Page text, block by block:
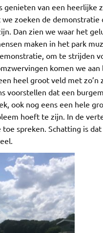
van een heerlijke
zoeken de
Dan zien we waar het
maken in het park
om te strijden
komen we aan
heel groot veld met zo’n
voorstellen dat een
ook nog eens een hele
hoeft te zijn. In de
spreken. Schatting is dat